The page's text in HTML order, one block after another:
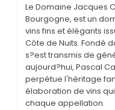
Le Domaine Jacques
Bourgogne, est un
vins fins et élégants
Côte de Nuits. Fondé
s?est transmis de
aujourd?hui, Pascal
perpétue l'héritage
élaboration de vins
chaque appellation.